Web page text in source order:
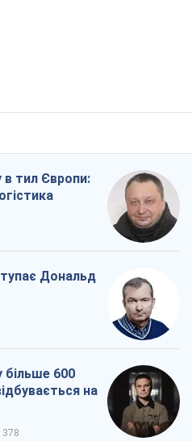
в тил Європи:
Дональд
більше 600
на
378